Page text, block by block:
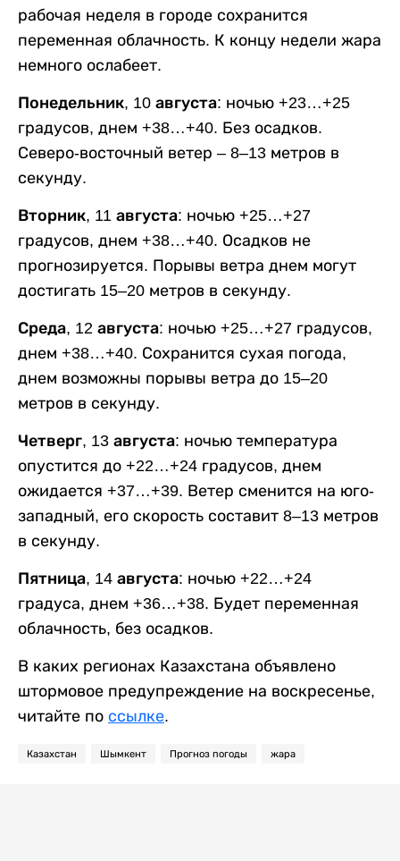
рабочая неделя в городе сохранится
переменная облачность. К концу недели жара
немного ослабеет.
Понедельник, 10 августа: ночью +23…+25
градусов, днем +38…+40. Без осадков.
Северо-восточный ветер – 8–13 метров в
секунду.
Вторник, 11 августа: ночью +25…+27
градусов, днем +38…+40. Осадков не
прогнозируется. Порывы ветра днем могут
достигать 15–20 метров в секунду.
Среда, 12 августа: ночью +25…+27 градусов,
днем +38…+40. Сохранится сухая погода,
днем возможны порывы ветра до 15–20
метров в секунду.
Четверг, 13 августа: ночью температура
опустится до +22…+24 градусов, днем
ожидается +37…+39. Ветер сменится на юго-
западный, его скорость составит 8–13 метров
в секунду.
Пятница, 14 августа: ночью +22…+24
градуса, днем +36…+38. Будет переменная
облачность, без осадков.
В каких регионах Казахстана объявлено
штормовое предупреждение на воскресенье,
читайте по ссылке.
Казахстан Шымкент Прогноз погоды жара